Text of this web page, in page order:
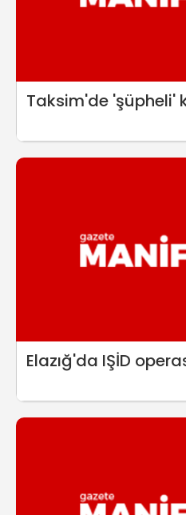
Taksim'de 'şüpheli'
Elazığ'da IŞİD